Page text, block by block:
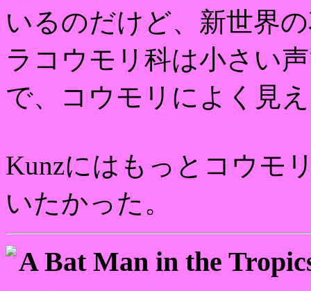
いるのだけど、新世界
ラコウモリ科は小さい
で、コウモリによく見
Kunzにはもっとコウモ
いたかった。
A Bat Man in the